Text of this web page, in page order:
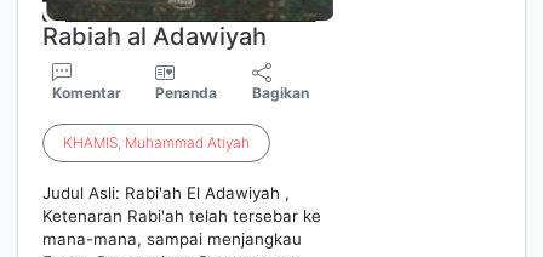
Rabiah al Adawiyah
Komentar Penanda Bagikan
KHAMIS, Muhammad Atiyah
Judul Asli: Rabi'ah El Adawiyah ,
Ketenaran Rabi'ah telah tersebar ke
mana-mana, sampai menjangkau